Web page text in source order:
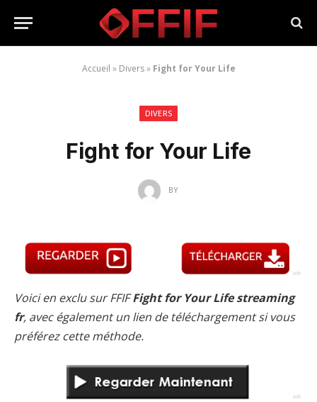
Accueil » Divers» Fight for Your Life
DIVERS
Fight for Your Life
BY
Voici en exclu sur FFIFFight for Your Life streaming
fr, avec également un lien de téléchargement si vous
préférez cette méthode.